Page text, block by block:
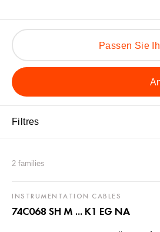
Passen Sie
Filtres
2 families
INSTRUMENTATION CABLES
74C068 SH M ... K1 EG NA